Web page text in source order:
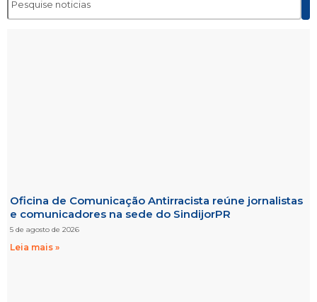
Oficina de Comunicação Antirracista reúne jornalistas
e comunicadores na sede do SindijorPR
5 de agosto de 2026
Leia mais »